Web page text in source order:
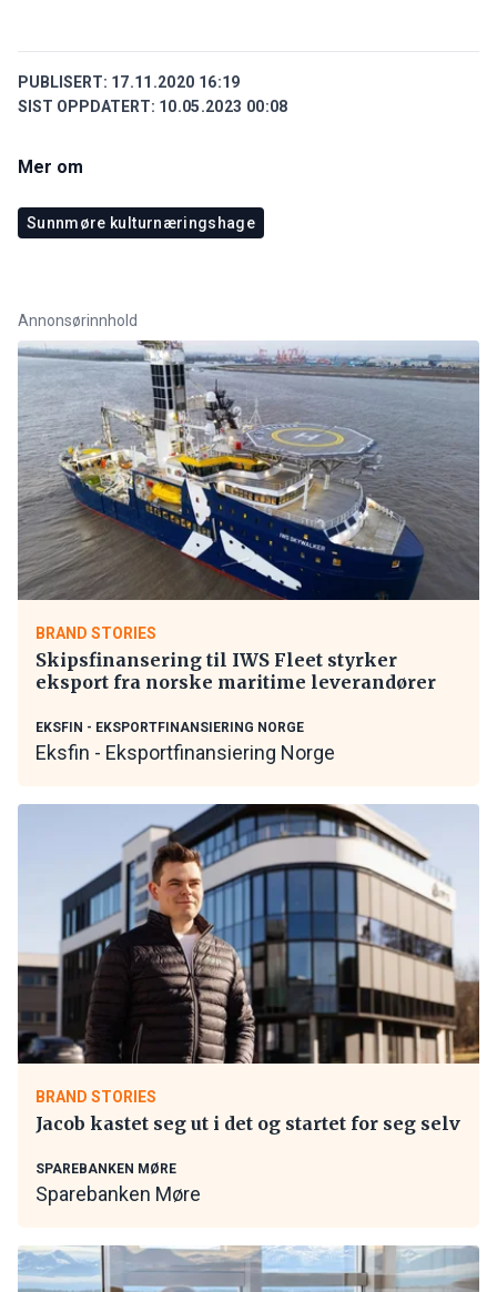
PUBLISERT: 17.11.2020 16:19
SIST OPPDATERT: 10.05.2023 00:08
Mer om
Sunnmøre kulturnæringshage
Annonsørinnhold
BRAND STORIES
Skipsfinansering til IWS Fleet styrker
eksport fra norske maritime leverandører
EKSFIN - EKSPORTFINANSIERING NORGE
Eksfin - Eksportfinansiering Norge
BRAND STORIES
Jacob kastet seg ut i det og startet for seg selv
SPAREBANKEN MØRE
Sparebanken Møre